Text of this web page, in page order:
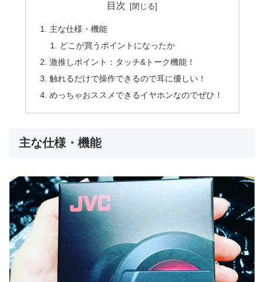
目次
主な仕様・機能
どこが買うポイントになったか
激推しポイント：タッチ&トーク機能！
触れるだけで操作できるので耳に優しい！
めっちゃおススメできるイヤホンなのでぜひ！
主な仕様・機能